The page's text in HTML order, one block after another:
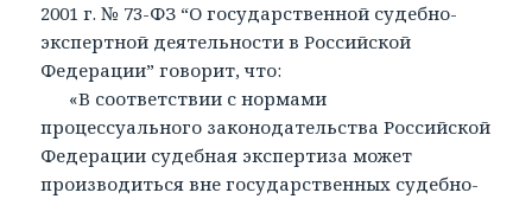
2001 г. № 73-ФЗ “О государственной судебно-
экспертной деятельности в Российской
Федерации” говорит, что:
«В соответствии с нормами
процессуального законодательства Российской
Федерации судебная экспертиза может
производиться вне государственных судебно-